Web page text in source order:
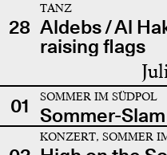
28
TANZ
Aldebs / Al
raising flags
01 SOMMER IM SÜDPOL
Sommer-Slam
KONZERT, SOMMER